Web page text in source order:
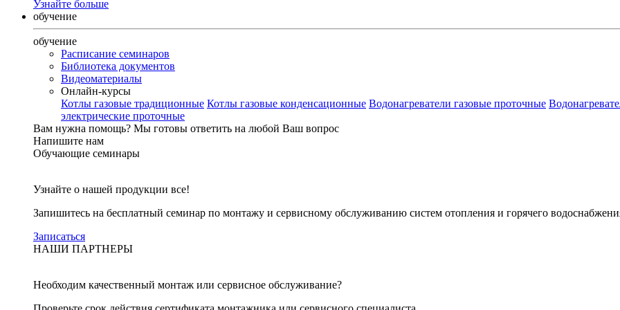
Узнайте больше
обучение
обучение
Расписание семинаров
Библиотека документов
Видеоматериалы
Онлайн-курсы
Котлы газовые традиционные Котлы газовые конденсационные Водонагреватели газовые проточные
электрические проточные
Вам нужна помощь? Мы готовы ответить на любой Ваш вопрос
Напишите нам
Обучающие семинары
Узнайте о нашей продукции все!
Запишитесь на бесплатный семинар по монтажу и сервисному обслуживанию систем отопления и горячего
Записаться
НАШИ ПАРТНЕРЫ
Необходим качественный монтаж или сервисное обслуживание?